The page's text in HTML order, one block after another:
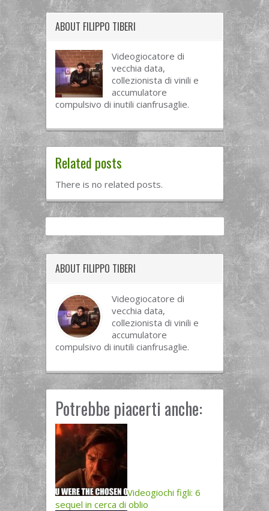
ABOUT FILIPPO TIBERI
Videogiocatore di
vecchia data,
collezionista di vinili e
accumulatore
compulsivo di inutili cianfrusaglie.
Related posts
There is no related posts.
ABOUT FILIPPO TIBERI
Videogiocatore di
vecchia data,
collezionista di vinili e
accumulatore
compulsivo di inutili cianfrusaglie.
Potrebbe piacerti anche:
Videogiochi figli: 6
sequel in cerca di oblio